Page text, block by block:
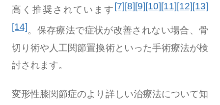
高く推奨されています [7] [8] [9] [10] [11] [12] [13]
[14]。保存療法で症状が改善されない場合、骨
切り術や人工関節置換術といった手術療法が検
討されます。
変形性膝関節症のより詳しい治療法について知